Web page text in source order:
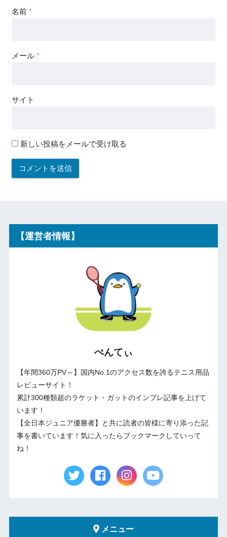
名前 *
メール *
サイト
新しい投稿をメールで受け取る
【運営者情報】
ぺんてぃ
【年間360万PV～】国内No.1のアクセス数を誇るテニス用品
レビューサイト！
累計300種類超のラケット・ガットのインプレ記事を上げて
います！
【全日本ジュニア優勝者】と共に読者の皆様に寄り添った記
事を書いています！気に入ったらブックマークしていって
ね！
メニュー